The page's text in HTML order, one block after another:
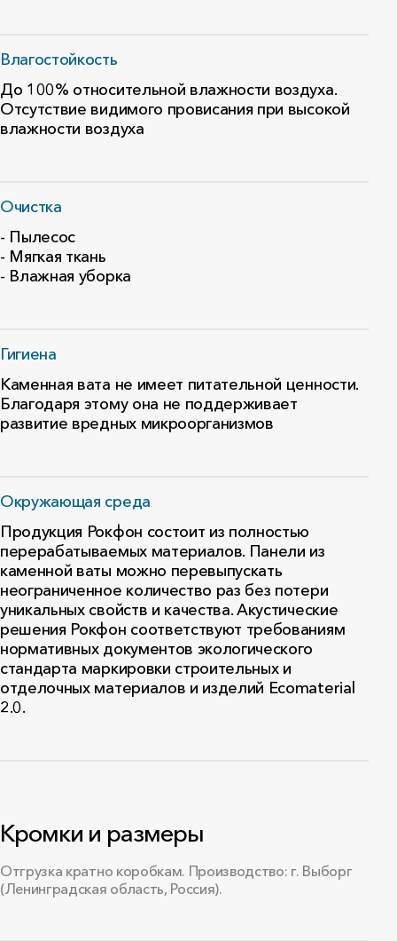
Влагостойкость
До 100% относительной влажности воздуха.
Отсутствие видимого провисания при высокой
влажности воздуха
Очистка
- Пылесос
- Мягкая ткань
- Влажная уборка
Гигиена
Каменная вата не имеет питательной ценности.
Благодаря этому она не поддерживает
развитие вредных микроорганизмов
Окружающая среда
Продукция Рокфон состоит из полностью
перерабатываемых материалов. Панели из
каменной ваты можно перевыпускать
неограниченное количество раз без потери
уникальных свойств и качества. Акустические
решения Рокфон соответствуют требованиям
нормативных документов экологического
стандарта маркировки строительных и
отделочных материалов и изделий Ecomaterial
2.0.
Кромки и размеры
Отгрузка кратно коробкам. Производство: г. Выборг
(Ленинградская область, Россия).